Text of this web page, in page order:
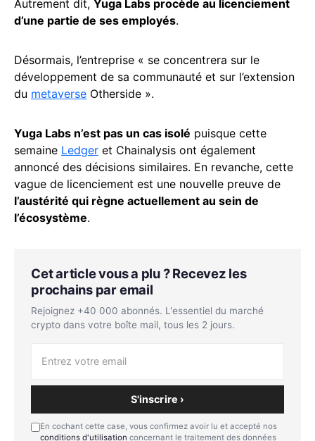
Autrement dit, Yuga Labs procède au licenciement
d’une partie de ses employés.
Désormais, l’entreprise « se concentrera sur le
développement de sa communauté et sur l’extension
du metaverse Otherside ».
Yuga Labs n’est pas un cas isolé puisque cette
semaine Ledger et Chainalysis ont également
annoncé des décisions similaires. En revanche, cette
vague de licenciement est une nouvelle preuve de
l’austérité qui règne actuellement au sein de
l’écosystème.
Cet article vous a plu ? Recevez les
prochains par email
Rejoignez +40 000 abonnés. L'essentiel du marché
crypto dans votre boîte mail, tous les 2 jours.
S'inscrire ›
En cochant cette case, vous confirmez avoir lu et accepté nos
conditions d'utilisation concernant le traitement des données